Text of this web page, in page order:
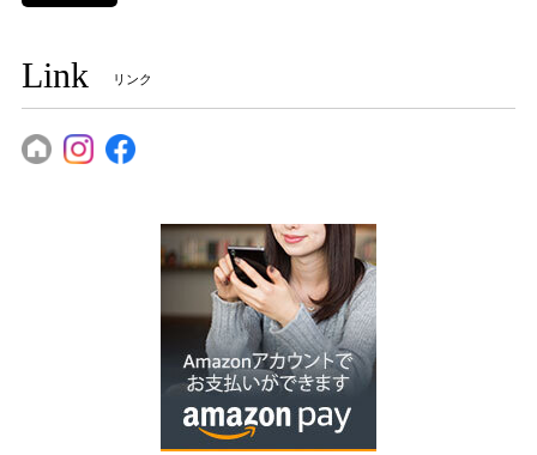
Link リンク